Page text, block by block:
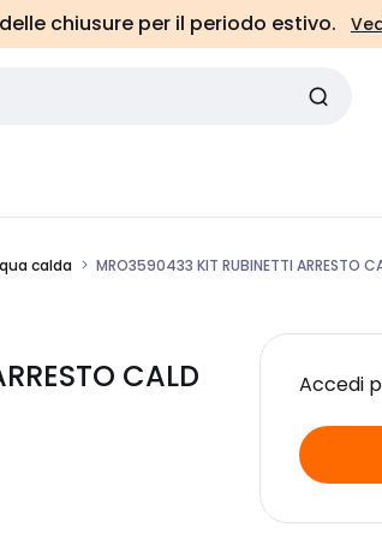
chiusure per il periodo estivo.
calda MRO3590433 KIT RUBINETTI ARRESTO
CALD
Accedi